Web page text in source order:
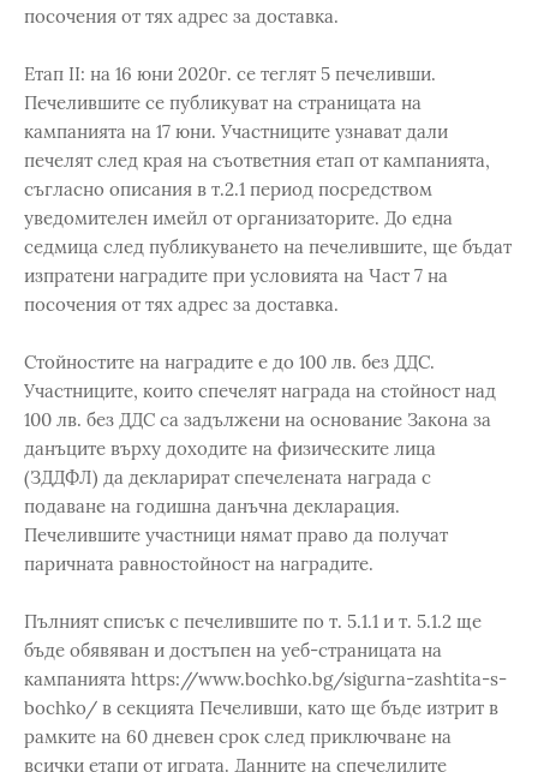
посочения от тях адрес за доставка.
Етап II: на 16 юни 2020г. се теглят 5 печеливши.
Печелившите се публикуват на страницата на
кампанията на 17 юни. Участниците узнават дали
печелят след края на съответния етап от кампанията,
съгласно описания в т.2.1 период посредством
уведомителен имейл от организаторите. До една
седмица след публикуването на печелившите, ще бъдат
изпратени наградите при условията на Част 7 на
посочения от тях адрес за доставка.
Стойностите на наградите е до 100 лв. без ДДС.
Участниците, които спечелят награда на стойност над
100 лв. без ДДС са задължени на основание Закона за
данъците върху доходите на физическите лица
(ЗДДФЛ) да декларират спечелената награда с
подаване на годишна данъчна декларация.
Печелившите участници нямат право да получат
паричната равностойност на наградите.
Пълният списък с печелившите по т. 5.1.1 и т. 5.1.2 ще
бъде обявяван и достъпен на уеб-страницата на
кампанията https://www.bochko.bg/sigurna-zashtita-s-
bochko/ в секцията Печеливши, като ще бъде изтрит в
рамките на 60 дневен срок след приключване на
всички етапи от играта. Данните на спечелилите